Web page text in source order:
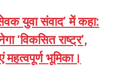
युवा संवाद’ में कहा:
‘विकसित राष्ट्र’,
महत्वपूर्ण भूमिका।